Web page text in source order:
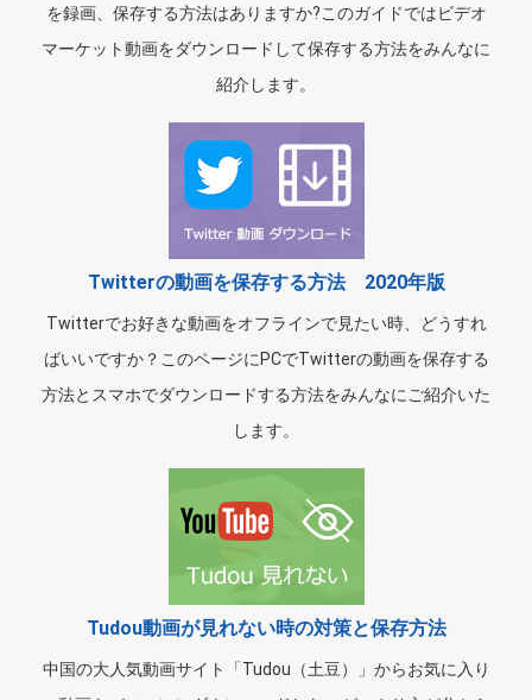
を録画、保存する方法はありますか?このガイドではビデオ
マーケット動画をダウンロードして保存する方法をみんなに
紹介します。
Twitterの動画を保存する方法 2020年版
Twitterでお好きな動画をオフラインで見たい時、どうすれ
ばいいですか？このページにPCでTwitterの動画を保存する
方法とスマホでダウンロードする方法をみんなにご紹介いた
します。
Tudou動画が見れない時の対策と保存方法
中国の大人気動画サイト「Tudou（土豆）」からお気に入り